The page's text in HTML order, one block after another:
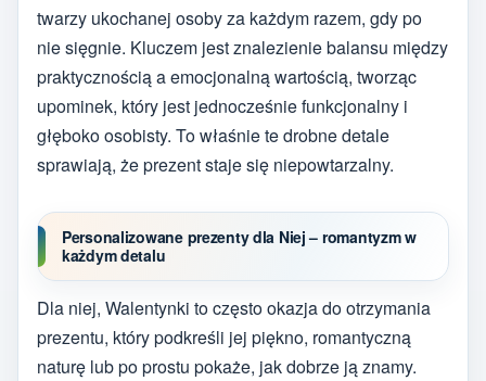
twarzy ukochanej osoby za każdym razem, gdy po
nie sięgnie. Kluczem jest znalezienie balansu między
praktycznością a emocjonalną wartością, tworząc
upominek, który jest jednocześnie funkcjonalny i
głęboko osobisty. To właśnie te drobne detale
sprawiają, że prezent staje się niepowtarzalny.
Personalizowane prezenty dla Niej – romantyzm w
każdym detalu
Dla niej, Walentynki to często okazja do otrzymania
prezentu, który podkreśli jej piękno, romantyczną
naturę lub po prostu pokaże, jak dobrze ją znamy.